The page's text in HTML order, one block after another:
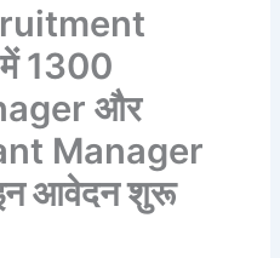
1300
और
Manager
आवेदन शुरू